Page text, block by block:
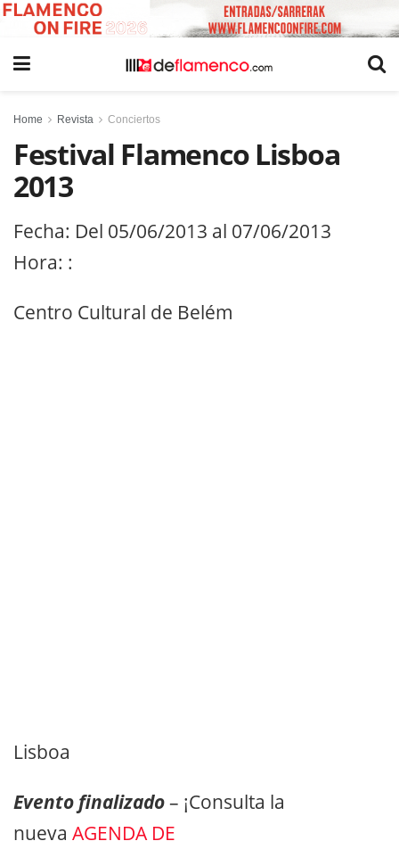
Home Revista Conciertos
Festival Flamenco Lisboa
2013
Fecha: Del 05/06/2013 al 07/06/2013
Hora: :
Centro Cultural de Belém
Lisboa
Evento finalizado– ¡Consulta la
nueva AGENDA DE